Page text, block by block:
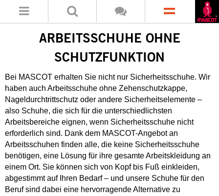
ARBEITSSCHUHE OHNE
SCHUTZFUNKTION
Bei MASCOT erhalten Sie nicht nur Sicherheitsschuhe. Wir
haben auch Arbeitsschuhe ohne Zehenschutzkappe,
Nageldurchtrittschutz oder andere Sicherheitselemente –
also Schuhe, die sich für die unterschiedlichsten
Arbeitsbereiche eignen, wenn Sicherheitsschuhe nicht
erforderlich sind. Dank dem MASCOT-Angebot an
Arbeitsschuhen finden alle, die keine Sicherheitsschuhe
benötigen, eine Lösung für ihre gesamte Arbeitskleidung an
einem Ort. Sie können sich von Kopf bis Fuß einkleiden,
abgestimmt auf Ihren Bedarf – und unsere Schuhe für den
Beruf sind dabei eine hervorragende Alternative zu